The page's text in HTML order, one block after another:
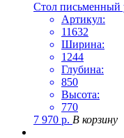
Стол
Артикул:
11632
Ширина:
1244
Глубина:
850
Высота:
770
7 970 р. В корзину